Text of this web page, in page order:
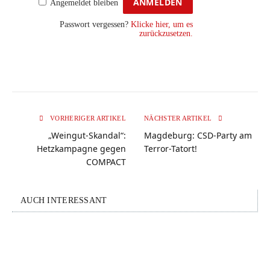
Angemeldet bleiben
Passwort vergessen? Klicke hier, um es
zurückzusetzen.
VORHERIGER ARTIKEL
„Weingut-Skandal“:
Hetzkampagne gegen
COMPACT
NÄCHSTER ARTIKEL
Magdeburg: CSD-Party am
Terror-Tatort!
AUCH INTERESSANT